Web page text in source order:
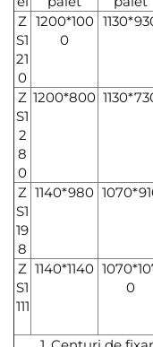
Z
S1
21
0
1200*100
0
Z
S1
2
8
0
1200*800
Z
S1
19
8
1140*980
Z
S1
111
1140*1140
0